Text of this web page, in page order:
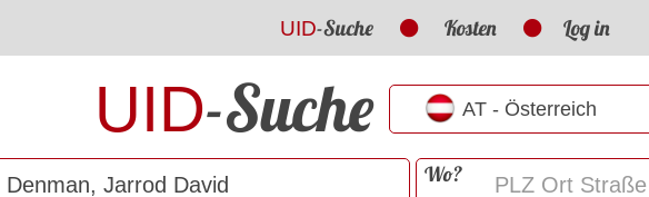
UID-Suche Kosten Log in
UID-Suche
Wo?